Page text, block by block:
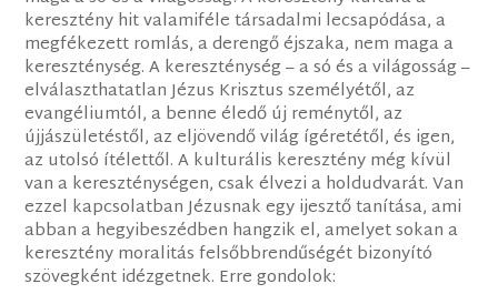
keresztény hit valamiféle társadalmi lecsapódása, a
megfékezett romlás, a derengő éjszaka, nem maga a
kereszténység. A kereszténység – a só és a világosság –
elválaszthatatlan Jézus Krisztus személyétől, az
evangéliumtól, a benne éledő új reménytől, az
újjászületéstől, az eljövendő világ ígéretétől, és igen,
az utolsó ítélettől. A kulturális keresztény még kívül
van a kereszténységen, csak élvezi a holdudvarát. Van
ezzel kapcsolatban Jézusnak egy ijesztő tanítása, ami
abban a hegyibeszédben hangzik el, amelyet sokan a
keresztény moralitás felsőbbrendűségét bizonyító
szövegként idézgetnek. Erre gondolok: